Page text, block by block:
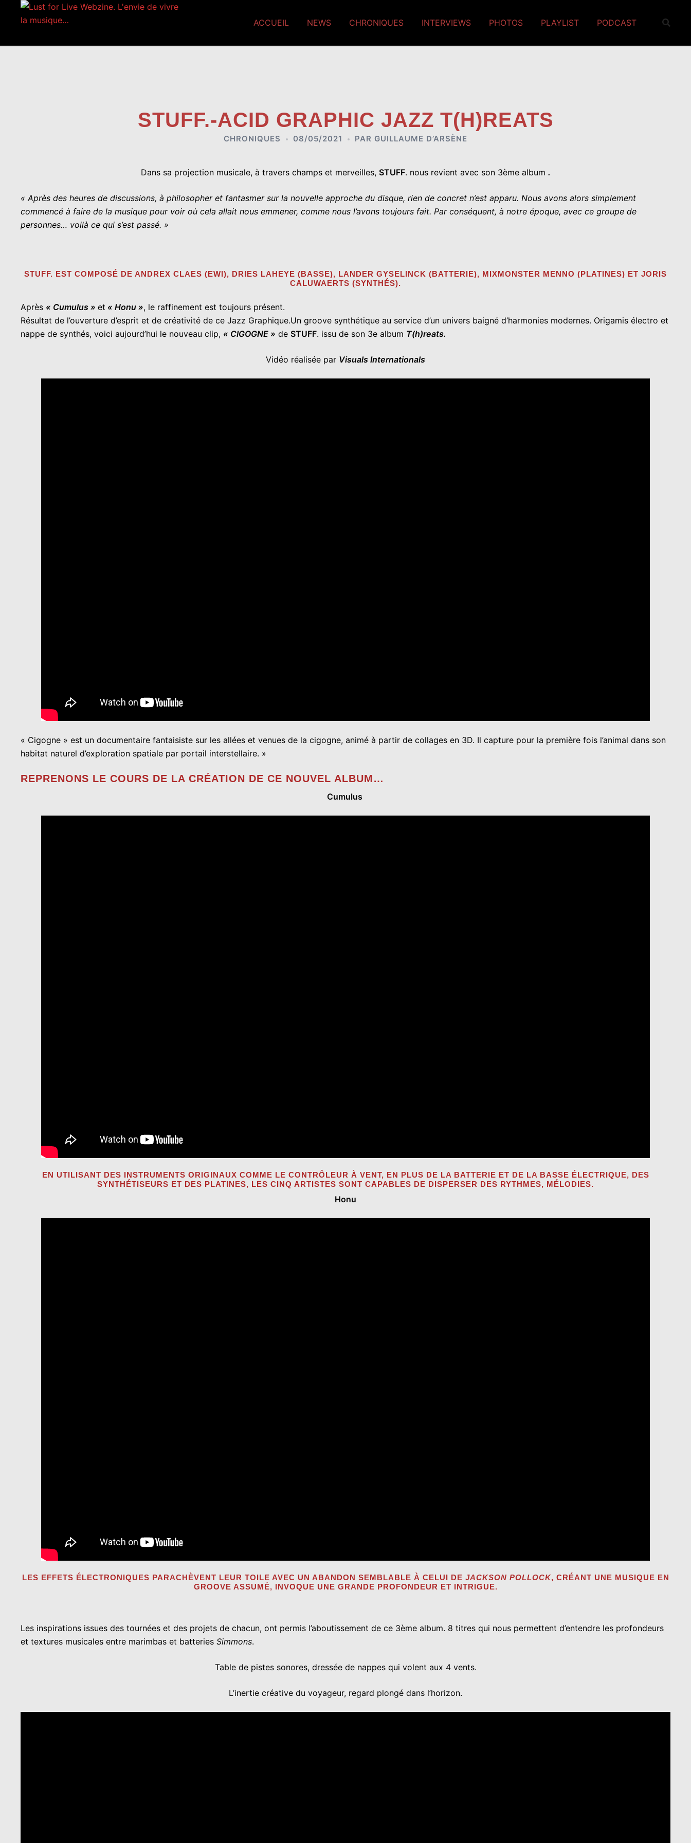
ACCUEIL NEWS CHRONIQUES INTERVIEWS PHOTOS PLAYLIST PODCAST
STUFF.-ACID GRAPHIC JAZZ T(H)REATS
CHRONIQUES 08/05/2021 PAR GUILLAUME D’ARSÈNE
Dans sa projection musicale, à travers champs et merveilles, STUFF. nous revient avec son 3ème album .
« Après des heures de discussions, à philosopher et fantasmer sur la nouvelle approche du disque, rien de concret n’est apparu. Nous avons alors simplement
commencé à faire de la musique pour voir où cela allait nous emmener, comme nous l’avons toujours fait. Par conséquent, à notre époque, avec ce groupe de
personnes… voilà ce qui s’est passé. »
STUFF. EST COMPOSÉ DE ANDREX CLAES (EWI), DRIES LAHEYE (BASSE), LANDER GYSELINCK (BATTERIE), MIXMONSTER MENNO (PLATINES) ET JORIS
CALUWAERTS (SYNTHÉS).
Après « Cumulus » et « Honu », le raffinement est toujours présent.
Résultat de l’ouverture d’esprit et de créativité de ce Jazz Graphique.Un groove synthétique au service d’un univers baigné d’harmonies modernes. Origamis électro et
nappe de synthés, voici aujourd’hui le nouveau clip, « CIGOGNE » de STUFF. issu de son 3e album T(h)reats.
Vidéo réalisée par Visuals Internationals
« Cigogne » est un documentaire fantaisiste sur les allées et venues de la cigogne, animé à partir de collages en 3D. Il capture pour la première fois l’animal dans son
habitat naturel d’exploration spatiale par portail interstellaire. »
REPRENONS LE COURS DE LA CRÉATION DE CE NOUVEL ALBUM…
Cumulus
EN UTILISANT DES INSTRUMENTS ORIGINAUX COMME LE CONTRÔLEUR À VENT, EN PLUS DE LA BATTERIE ET DE LA BASSE ÉLECTRIQUE, DES
SYNTHÉTISEURS ET DES PLATINES, LES CINQ ARTISTES SONT CAPABLES DE DISPERSER DES RYTHMES, MÉLODIES.
Honu
LES EFFETS ÉLECTRONIQUES PARACHÈVENT LEUR TOILE AVEC UN ABANDON SEMBLABLE À CELUI DE JACKSON POLLOCK, CRÉANT UNE MUSIQUE EN
GROOVE ASSUMÉ, INVOQUE UNE GRANDE PROFONDEUR ET INTRIGUE.
Les inspirations issues des tournées et des projets de chacun, ont permis l’aboutissement de ce 3ème album. 8 titres qui nous permettent d’entendre les profondeurs
et textures musicales entre marimbas et batteries Simmons.
Table de pistes sonores, dressée de nappes qui volent aux 4 vents.
L’inertie créative du voyageur, regard plongé dans l’horizon.